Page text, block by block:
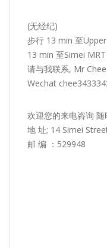
(无经纪)
步行 13 min 至
13 min 至Simei
请与我联系, Mr
Wechat
欢迎您的来电咨询 随
地 址; 14 Simei
邮 编 ：529948